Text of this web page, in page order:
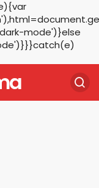
mode')}else